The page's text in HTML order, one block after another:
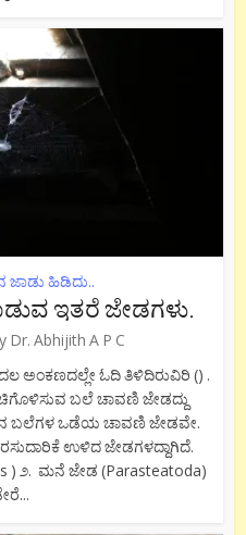
ಜಾಡು ಹಿಡಿದು..
ಇತರೆ ಜೇಡಗಳು.
Dr. Abhijith A P C
ಅಂಕಣದಲ್ಲೇ ಓದಿ ತಿಳಿದಿರುವಿರಿ () .
ಬಲೆ ಚಾವಣಿ ಜೇಡದ್ದು
ಬಲೆಗಳ ಒಡೆಯ ಚಾವಣಿ ಜೇಡವೇ.
ಉಳಿದ ಜೇಡಗಳದ್ದಾಗಿದೆ.
) ೨. ಮನೆ ಜೇಡ (Parasteatoda)